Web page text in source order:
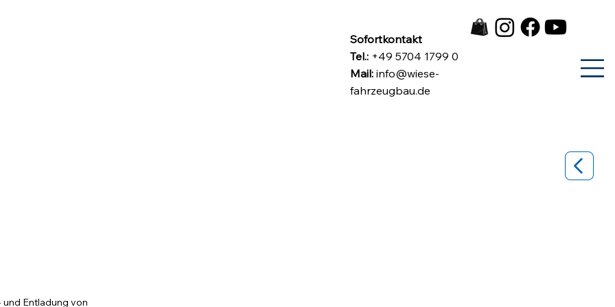
Sofortkontakt
Tel.:+49 5704 1799 0
Mail: info@wiese-
fahrzeugbau.de
Entladung von